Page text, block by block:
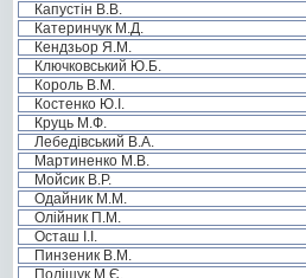
Капустін В.В.
Катеринчук М.Д.
Кендзьор Я.М.
Ключковський Ю.Б.
Король В.М.
Костенко Ю.І.
Круць М.Ф.
Лебедівський В.А.
Мартиненко М.В.
Мойсик В.Р.
Одайник М.М.
Олійник П.М.
Осташ І.І.
Пинзеник В.М.
Поліщук М.Є.